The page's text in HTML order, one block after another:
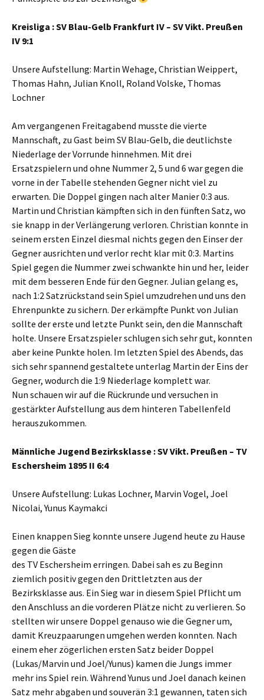
Kreisliga : SV Blau-Gelb Frankfurt IV – SV Vikt. Preußen
IV 9:1
Unsere Aufstellung: Martin Wehage, Christian Weippert,
Thomas Hahn, Julian Knoll, Roland Volske, Thomas
Lochner
Am vergangenen Freitagabend musste die vierte
Mannschaft, zu Gast beim SV Blau-Gelb, die deutlichste
Niederlage der Vorrunde hinnehmen. Mit drei
Ersatzspielern und ohne Nummer 2, 5 und 6 war gegen die
vorne in der Tabelle stehenden Gegner nicht viel zu
erwarten. Die Doppel gingen nach alter Manier 0:3 aus.
Martin und Christian kämpften sich in den fünften Satz, wo
sie knapp in der Verlängerung verloren. Christian konnte in
seinem ersten Einzel diesmal nichts gegen den Einser der
Gegner ausrichten und verlor recht klar mit 0:3. Martins
Spiel gegen die Nummer zwei schwankte hin und her, leider
mit dem besseren Ende für den Gegner. Julian gelang es,
nach 1:2 Satzrückstand sein Spiel umzudrehen und uns den
Ehrenpunkte zu sichern. Der erkämpfte Punkt von Julian
sollte der erste und letzte Punkt sein, den die Mannschaft
holte. Unsere Ersatzspieler schlugen sich sehr gut, konnten
aber keine Punkte holen. Im letzten Spiel des Abends, das
sich sehr spannend gestaltete unterlag Martin der Eins der
Gegner, wodurch die 1:9 Niederlage komplett war.
Nun schauen wir auf die Rückrunde und versuchen in
gestärkter Aufstellung aus dem hinteren Tabellenfeld
herauszukommen.
Männliche Jugend Bezirksklasse : SV Vikt. Preußen – TV
Eschersheim 1895 II 6:4
Unsere Aufstellung: Lukas Lochner, Marvin Vogel, Joel
Nicolai, Yunus Kaymakci
Einen knappen Sieg konnte unsere Jugend heute zu Hause
gegen die Gäste
des TV Eschersheim erringen. Dabei sah es zu Beginn
ziemlich positiv gegen den Drittletzten aus der
Bezirksklasse aus. Ein Sieg war in diesem Spiel Pflicht um
den Anschluss an die vorderen Plätze nicht zu verlieren. So
stellten wir unsere Doppel genauso wie die Gegner um,
damit Kreuzpaarungen umgehen werden konnten. Nach
einem eher zögerlichen ersten Satz beider Doppel
(Lukas/Marvin und Joel/Yunus) kamen die Jungs immer
mehr ins Spiel rein. Während Yunus und Joel danach keinen
Satz mehr abgaben und souverän 3:1 gewannen, taten sich